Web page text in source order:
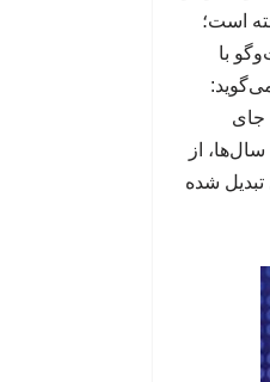
است؛
با
جای
از
تبدیل شده